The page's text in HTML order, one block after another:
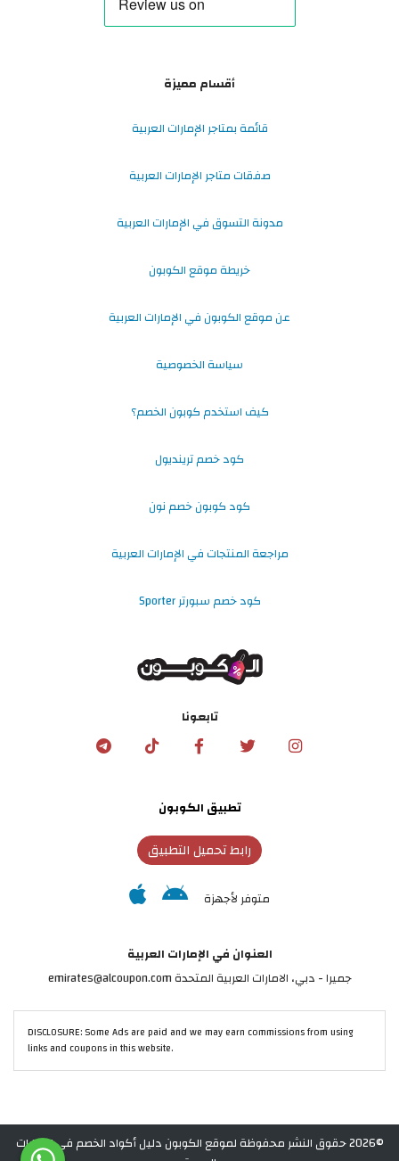
أقسام مميزة
قائمة بمتاجر الإمارات العربية
صفقات متاجر الإمارات العربية
مدونة التسوق في الإمارات العربية
خريطة موقع الكوبون
عن موقع الكوبون في الإمارات العربية
سياسة الخصوصية
كيف استخدم كوبون الخصم؟
كود خصم ترينديول
كود كوبون خصم نون
مراجعة المنتجات في الإمارات العربية
كود خصم سبورتر Sporter
تابعونا
تطبيق الكوبون
رابط تحميل التطبيق
متوفر لأجهزة
العنوان في الإمارات العربية
جميرا - دبي، الامارات العربية المتحدة emirates@alcoupon.com
DISCLOSURE: Some Ads are paid and we may earn commissions from using
links and coupons in this website.
©2026 حقوق النشر محفوظة لموقع الكوبون دليل أكواد الخصم في الإمارات